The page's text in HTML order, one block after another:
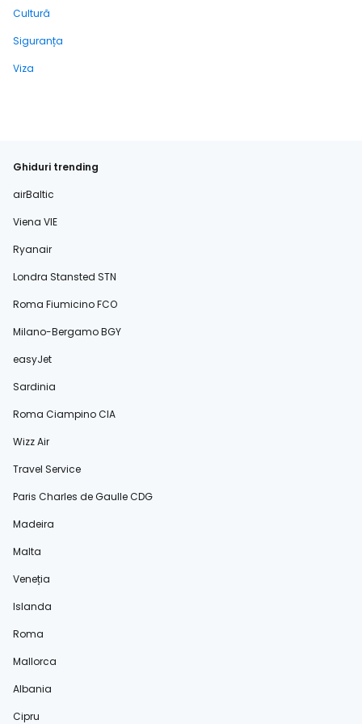
Cultură
Siguranța
Viza
Ghiduri trending
airBaltic
Viena VIE
Ryanair
Londra Stansted STN
Roma Fiumicino FCO
Milano-Bergamo BGY
easyJet
Sardinia
Roma Ciampino CIA
Wizz Air
Travel Service
Paris Charles de Gaulle CDG
Madeira
Malta
Veneția
Islanda
Roma
Mallorca
Albania
Cipru